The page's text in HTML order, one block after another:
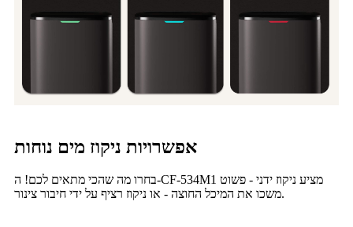
אפשרויות ניקוז מים נוחות
בחרו מה שהכי מתאים לכם! ה-CF-534M1 מציע ניקוז ידני - פשוט
משכו את המיכל החוצה - או ניקוז רציף על ידי חיבור צינור.